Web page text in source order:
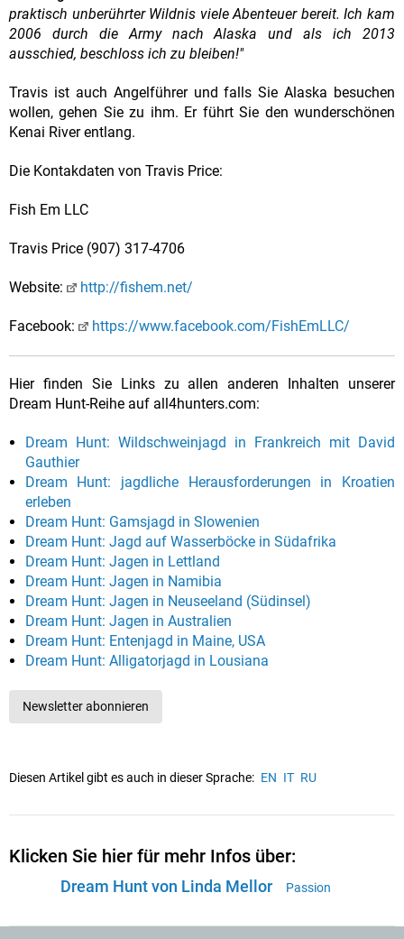
praktisch unberührter Wildnis viele Abenteuer bereit. Ich kam
2006 durch die Army nach Alaska und als ich 2013
ausschied, beschloss ich zu bleiben!"
Travis ist auch Angelführer und falls Sie Alaska besuchen
wollen, gehen Sie zu ihm. Er führt Sie den wunderschönen
Kenai River entlang.
Die Kontakdaten von Travis Price:
Fish Em LLC
Travis Price (907) 317-4706
Website: http://fishem.net/
Facebook: https://www.facebook.com/FishEmLLC/
Hier finden Sie Links zu allen anderen Inhalten unserer
Dream Hunt-Reihe auf all4hunters.com:
Dream Hunt: Wildschweinjagd in Frankreich mit David
Gauthier
Dream Hunt: jagdliche Herausforderungen in Kroatien
erleben
Dream Hunt: Gamsjagd in Slowenien
Dream Hunt: Jagd auf Wasserböcke in Südafrika
Dream Hunt: Jagen in Lettland
Dream Hunt: Jagen in Namibia
Dream Hunt: Jagen in Neuseeland (Südinsel)
Dream Hunt: Jagen in Australien
Dream Hunt: Entenjagd in Maine, USA
Dream Hunt: Alligatorjagd in Lousiana
Newsletter abonnieren
Diesen Artikel gibt es auch in dieser Sprache: EN IT RU
Klicken Sie hier für mehr Infos über:
Dream Hunt von Linda Mellor Passion